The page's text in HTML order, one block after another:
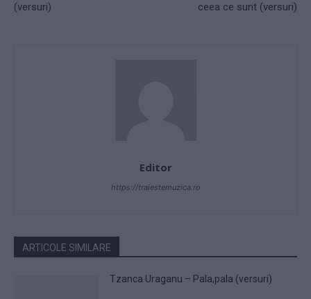
(versuri)
ceea ce sunt (versuri)
Editor
https://traiestemuzica.ro
ARTICOLE SIMILARE
Tzanca Uraganu – Pala,pala (versuri)